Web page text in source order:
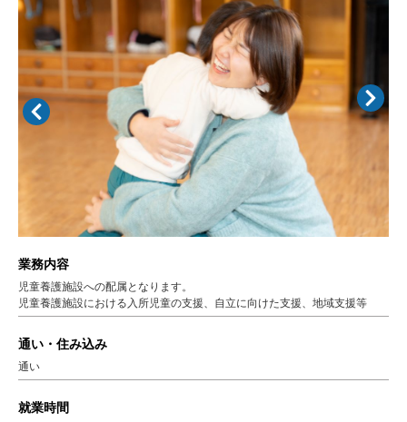
業務内容
児童養護施設への配属となります。
児童養護施設における入所児童の支援、自立に向けた支援、地域支援等
通い・住み込み
通い
就業時間